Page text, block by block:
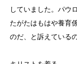
していました。パウ
たがたはもはや養育
のだ、と訴えている